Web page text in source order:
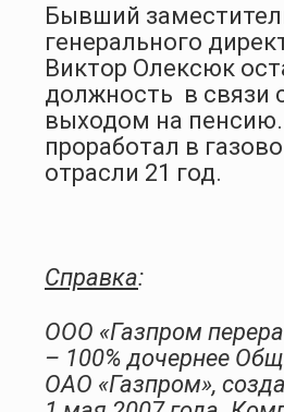
Бывший
генерального
Виктор Олексюк
должность в связи
выходом на
проработал в
отрасли 21 год.
Справка:
ООО «Газпром
– 100% дочернее
ОАО «Газпром»,